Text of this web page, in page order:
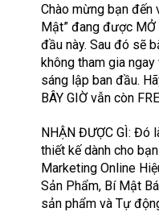
Chào mừng bạn đến
Mật” đang được
đầu này. Sau đó sẽ
không tham gia
sáng lập ban đầu.
BÂY GIỜ vẫn còn
NHẬN ĐƯỢC GÌ: Đó
thiết kế dành cho
Marketing Online
Sản Phẩm, Bí Mật
sản phẩm và Tự